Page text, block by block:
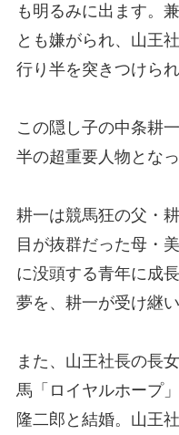
も明るみに出ます。
とも嫌がられ、山王
行り半を突きつけら
この隠し子の中条耕
半の超重要人物とな
耕一は競馬狂の父・
目が抜群だった母・
に没頭する青年に成
夢を、耕一が受け継
また、山王社長の長
馬「ロイヤルホープ
隆二郎と結婚。山王